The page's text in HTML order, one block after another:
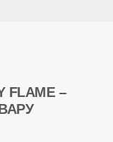
FLAME –